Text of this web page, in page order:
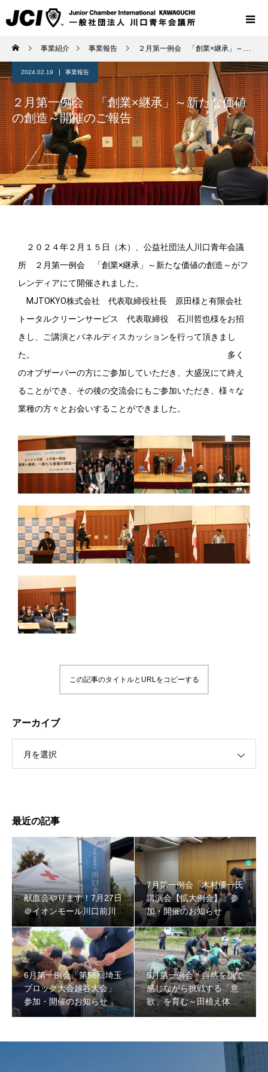
事業紹介 事業報告 ２月第一例会 「創業×継承」～新たな価値の創造～開催のご報告
2024.02.19 事業報告
２月第一例会 「創業×継承」～新たな価値
の創造～開催のご報告
２０２４年２月１５日（木）、公益社団法人川口青年会議
所 ２月第一例会 「創業×継承」～新たな価値の創造～がフ
レンディアにて開催されました。
MJTOKYO株式会社 代表取締役社長 原田様と有限会社
トータルクリーンサービス 代表取締役 石川哲也様をお招
きし、ご講演とパネルディスカッションを行って頂きまし
た。 多く
のオブザーバーの方にご参加していただき、大盛況にて終え
ることができ、その後の交流会にもご参加いただき、様々な
業種の方々とお会いすることができました。
この記事のタイトルとURLをコピーする
アーカイブ
月を選択
最近の記事
献血会やります！7月27日
＠イオンモール川口前川
7月第一例会「木村優一氏
講演会【拡大例会】」参
加・開催のお知らせ
6月第一例会「第56回埼玉
ブロック大会越谷大会」
参加・開催のお知らせ
5月第一例会「自然を肌で
感じながら挑戦する「意
欲」を育む～田植え体験
～」開催のお知らせ